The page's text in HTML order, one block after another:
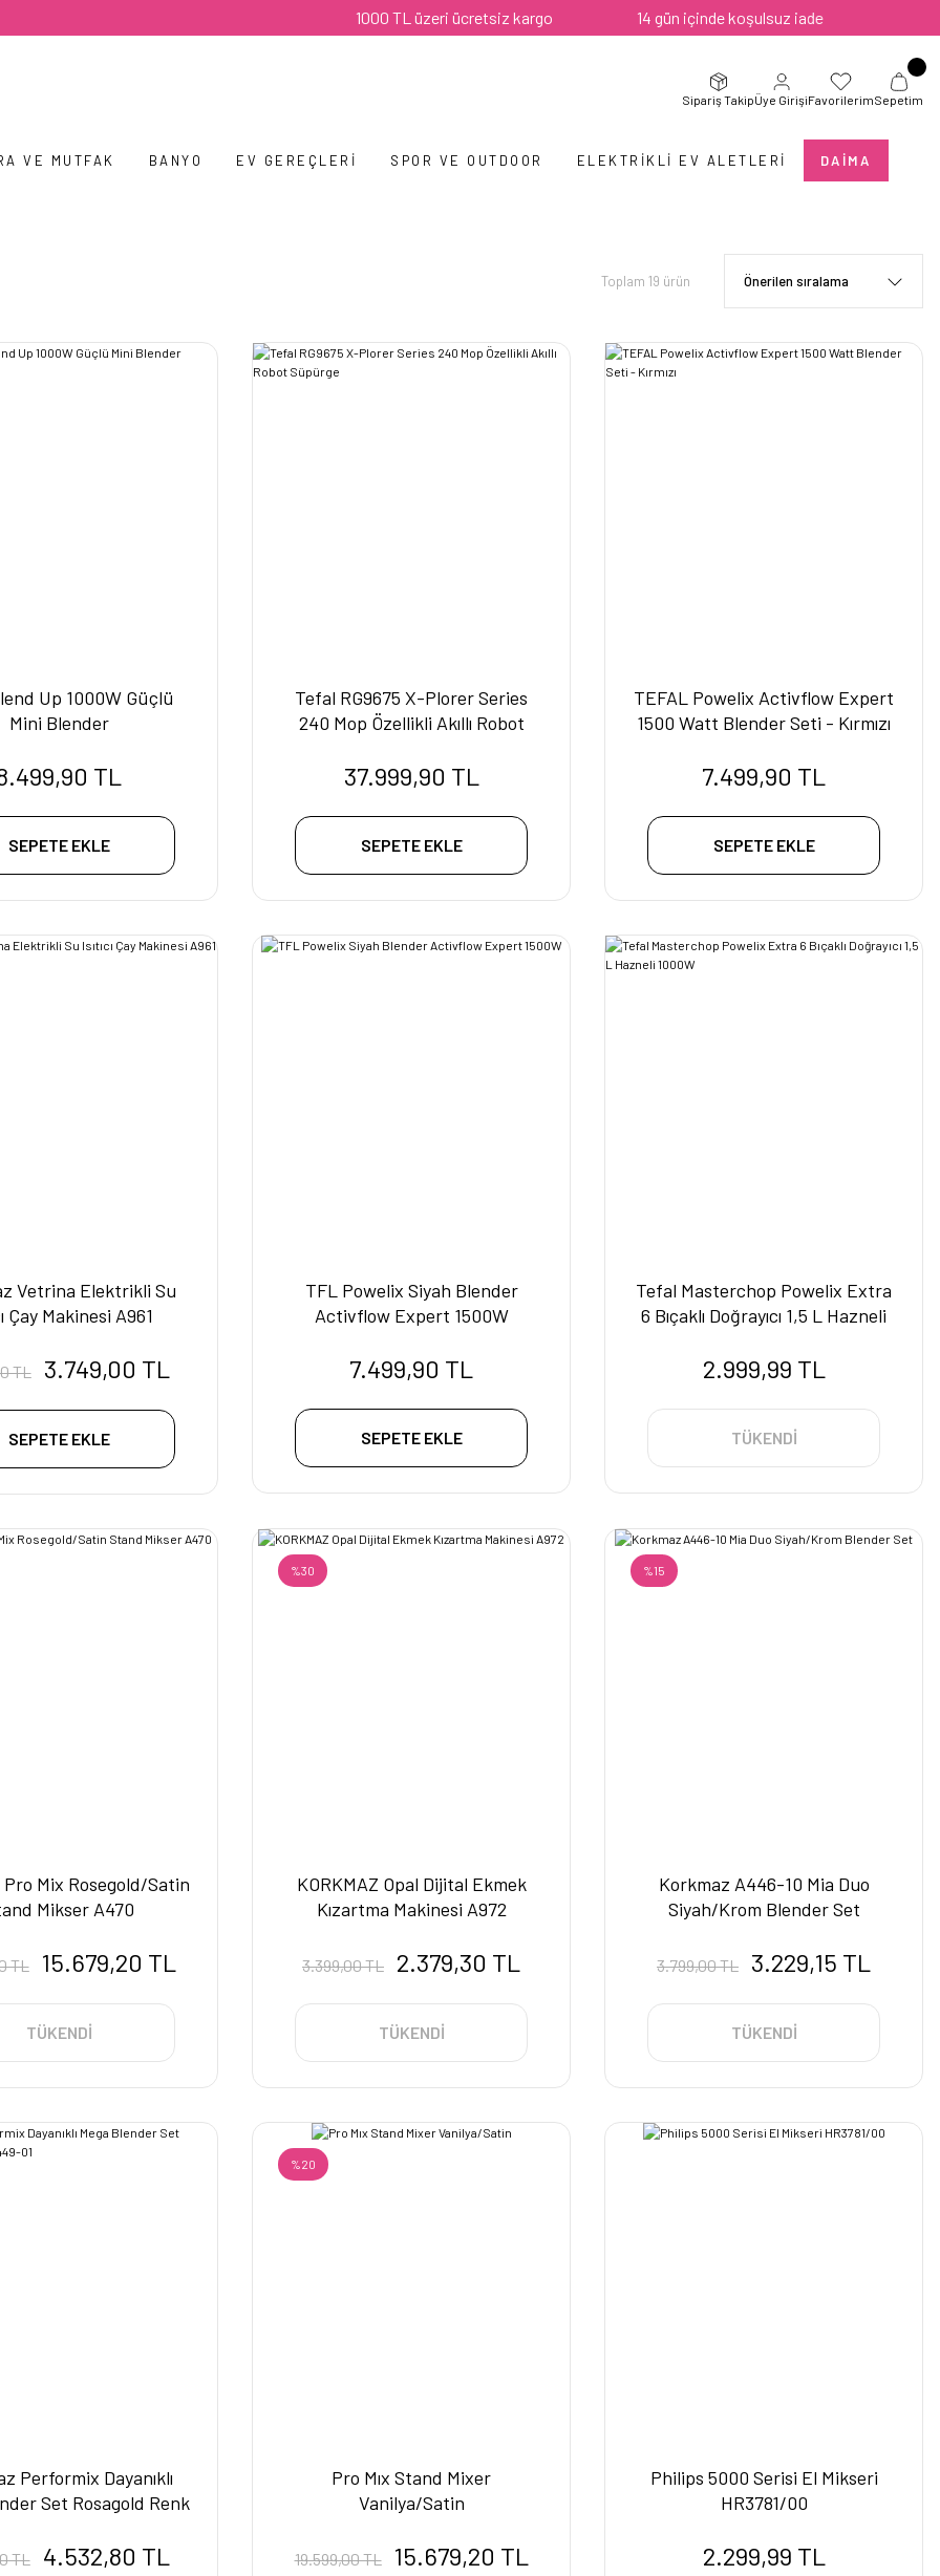
1000 TL üzeri ücretsiz kargo 14 gün içinde koşulsuz iade
Sipariş TakipÜye GirişiFavorilerimSepetim
VE MUTFAK BANYO EV GEREÇLERI SPOR VE OUTDOOR ELEKTRIKLI EV ALETLERI DAIMA
Toplam 19 ürün
Up 1000W Güçlü
Mini Blender
TL
SEPETE EKLE
Tefal RG9675 X-Plorer Series
240 Mop Özellikli Akıllı Robot
37.999,90 TL
SEPETE EKLE
TEFAL Powelix Activflow Expert
1500 Watt Blender Seti - Kırmızı
7.499,90 TL
SEPETE EKLE
Vetrina Elektrikli Su
Çay Makinesi A961
TL 3.749,00 TL
SEPETE EKLE
TFL Powelix Siyah Blender
Activflow Expert 1500W
7.499,90 TL
SEPETE EKLE
Tefal Masterchop Powelix Extra
6 Bıçaklı Doğrayıcı 1,5 L Hazneli
2.999,99 TL
TÜKENDİ
Mix Rosegold/Satin
Mikser A470
TL 15.679,20 TL
TÜKENDİ
%30
KORKMAZ Opal Dijital Ekmek
Kızartma Makinesi A972
3.399,00 TL 2.379,30 TL
TÜKENDİ
%15
Korkmaz A446-10 Mia Duo
Siyah/Krom Blender Set
3.799,00 TL 3.229,15 TL
TÜKENDİ
Performix Dayanıklı
Set Rosagold Renk
TL 4.532,80 TL
%20
Pro Mıx Stand Mixer
Vanilya/Satin
19.599,00 TL 15.679,20 TL
Philips 5000 Serisi El Mikseri
HR3781/00
2.299,99 TL